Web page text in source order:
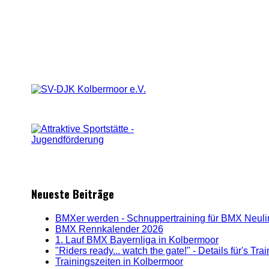
Neueste Beiträge
BMXer werden - Schnuppertraining für BMX
BMX Rennkalender 2026
1. Lauf BMX Bayernliga in Kolbermoor
"Riders ready... watch the gate!" - Details für's
Trainingszeiten in Kolbermoor